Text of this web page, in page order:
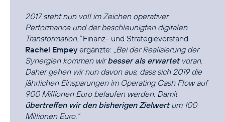
2017 steht nun voll im Zeichen operativer
Performance und der beschleunigten digitalen
Transformation.“Finanz- und Strategievorstand
Rachel Empey ergänzte: „Bei der Realisierung der
Synergien kommen wirbesser als erwartetvoran.
Daher gehen wir nun davon aus, dass sich 2019 die
jährlichen Einsparungen im Operating Cash Flow auf
900 Millionen Euro belaufen werden. Damit
übertreffen wir den bisherigen Zielwertum 100
Millionen Euro.“